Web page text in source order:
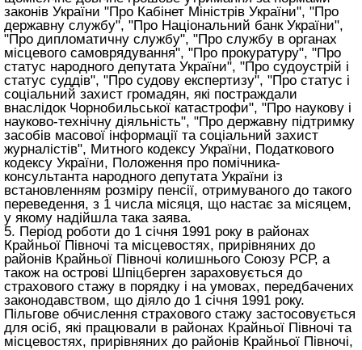
законів України "Про Кабінет Міністрів України", "Про
державну службу", "Про Національний банк України",
"Про дипломатичну службу", "Про службу в органах
місцевого самоврядування", "Про прокуратуру", "Про
статус народного депутата України", "Про судоустрій і
статус суддів", "Про судову експертизу", "Про статус і
соціальний захист громадян, які постраждали
внаслідок Чорнобильської катастрофи", "Про наукову і
науково-технічну діяльність", "Про державну підтримку
засобів масової інформації та соціальний захист
журналістів", Митного кодексу України, Податкового
кодексу України, Положення про помічника-
консультанта народного депутата України із
встановленням розміру пенсії, отримуваного до такого
переведення, з 1 числа місяця, що настає за місяцем,
у якому надійшла така заява.
5. Період роботи до 1 січня 1991 року в районах
Крайньої Півночі та місцевостях, прирівняних до
районів Крайньої Півночі колишнього Союзу РСР, а
також на острові Шпіцберген зараховується до
страхового стажу в порядку і на умовах, передбачених
законодавством, що діяло до 1 січня 1991 року.
Пільгове обчислення страхового стажу застосовується
для осіб, які працювали в районах Крайньої Півночі та
місцевостях, прирівняних до районів Крайньої Півночі,